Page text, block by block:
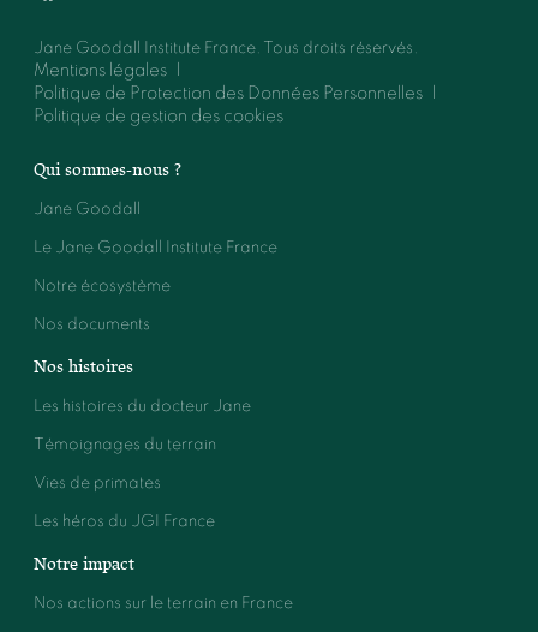
Jane Goodall Institute France. Tous droits réservés.
Mentions légales
Politique de Protection des Données Personnelles
Politique de gestion des cookies
Qui sommes-nous ?
Jane Goodall
Le Jane Goodall Institute France
Notre écosystème
Nos documents
Nos histoires
Les histoires du docteur Jane
Témoignages du terrain
Vies de primates
Les héros du JGI France
Notre impact
Nos actions sur le terrain en France